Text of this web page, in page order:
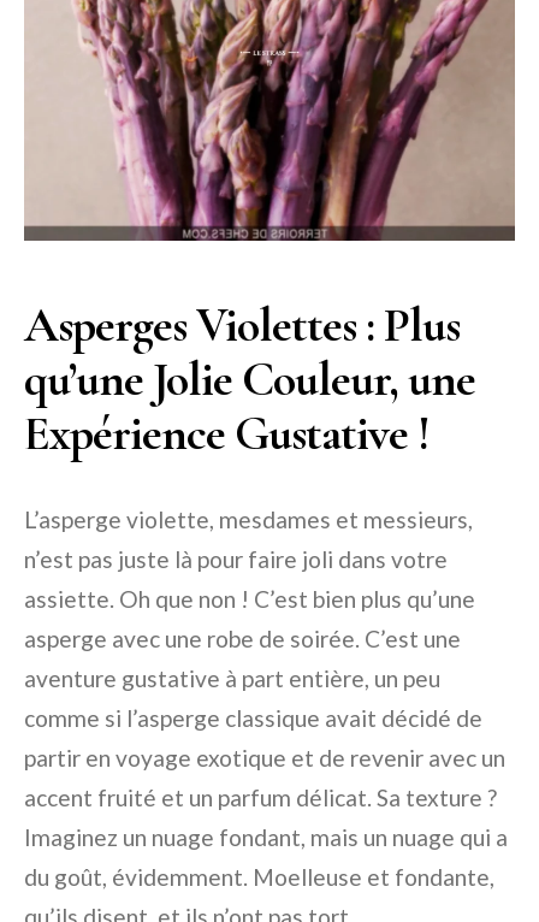
Asperges Violettes : Plus
qu’une Jolie Couleur, une
Expérience Gustative !
L’asperge violette, mesdames et messieurs,
n’est pas juste là pour faire joli dans votre
assiette. Oh que non ! C’est bien plus qu’une
asperge avec une robe de soirée. C’est une
aventure gustative à part entière, un peu
comme si l’asperge classique avait décidé de
partir en voyage exotique et de revenir avec un
accent fruité et un parfum délicat. Sa texture ?
Imaginez un nuage fondant, mais un nuage qui a
du goût, évidemment. Moelleuse et fondante,
qu’ils disent, et ils n’ont pas tort.